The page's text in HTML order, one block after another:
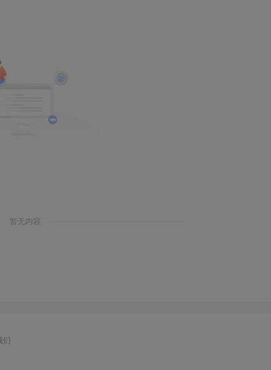
暂无内容
们